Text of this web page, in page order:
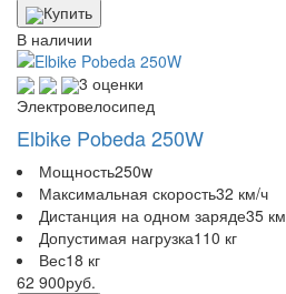
Купить
В наличии
3 оценки
Электровелосипед
Elbike Pobeda 250W
Мощность250w
Максимальная скорость32 км/ч
Дистанция на одном заряде35 км
Допустимая нагрузка110 кг
Вес18 кг
62 900руб.